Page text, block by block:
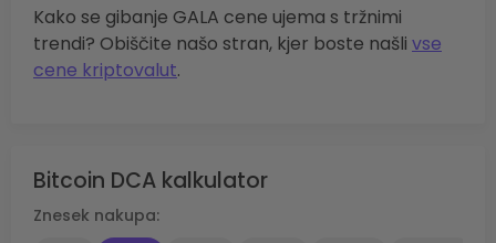
Kako se gibanje GALA cene ujema s tržnimi
trendi? Obiščite našo stran, kjer boste našli vse
cene kriptovalut.
Bitcoin DCA kalkulator
Znesek nakupa: